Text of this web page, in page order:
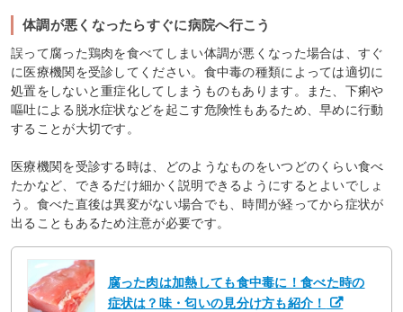
体調が悪くなったらすぐに病院へ行こう
誤って腐った鶏肉を食べてしまい体調が悪くなった場合は、すぐ
に医療機関を受診してください。食中毒の種類によっては適切に
処置をしないと重症化してしまうものもあります。また、下痢や
嘔吐による脱水症状などを起こす危険性もあるため、早めに行動
することが大切です。
医療機関を受診する時は、どのようなものをいつどのくらい食べ
たかなど、できるだけ細かく説明できるようにするとよいでしょ
う。食べた直後は異変がない場合でも、時間が経ってから症状が
出ることもあるため注意が必要です。
腐った肉は加熱しても食中毒に！食べた時の
症状は？味・匂いの見分け方も紹介！